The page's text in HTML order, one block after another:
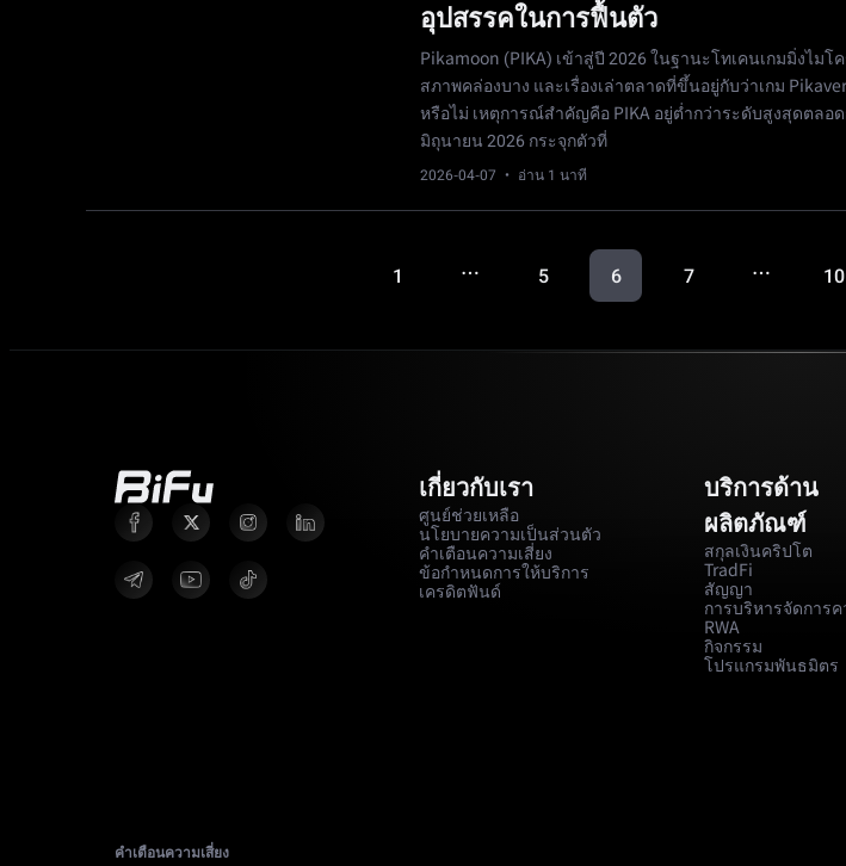
อุปสรรคในการฟื้นตัว
Pikamoon (PIKA) เข้าสู่ปี 2026 ในฐานะโทเคนเกมมิ่งไม
สภาพคล่องบาง และเรื่องเล่าตลาดที่ขึ้นอยู่กับว่าเกม
หรือไม่ เหตุการณ์สำคัญคือ PIKA อยู่ต่ำกว่าระดับสูงสุดตลอ
มิถุนายน 2026 กระจุกตัวที่
2026-04-07 · อ่าน 1 นาที
1 … 5 6 7 … 10
เกี่ยวกับเรา
ศูนย์ช่วยเหลือ
นโยบายความเป็นส่วนตัว
คำเตือนความเสี่ยง
ข้อกำหนดการให้บริการ
เครดิตฟันด์
บริการด้าน
ผลิตภัณฑ์
สกุลเงินคริปโต
TradFi
สัญญา
การบริหารจัดการค
RWA
กิจกรรม
โปรแกรมพันธมิตร
คำเตือนความเสี่ยง